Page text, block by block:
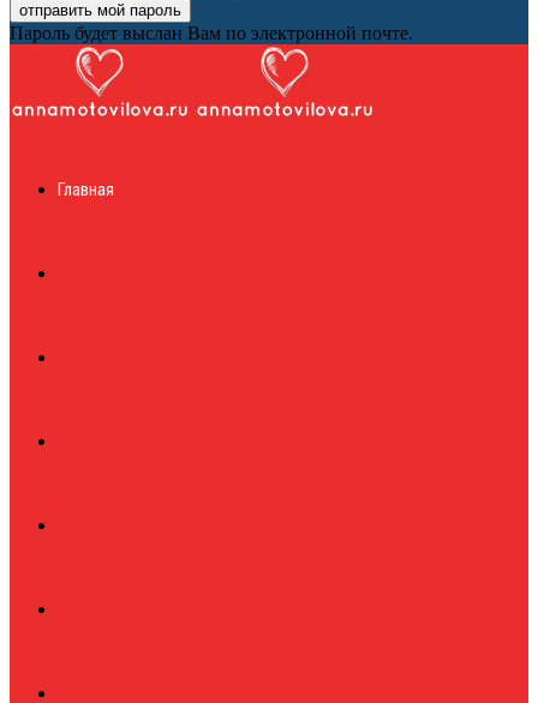
Пароль будет выслан Вам по электронной почте.
журналГлавная